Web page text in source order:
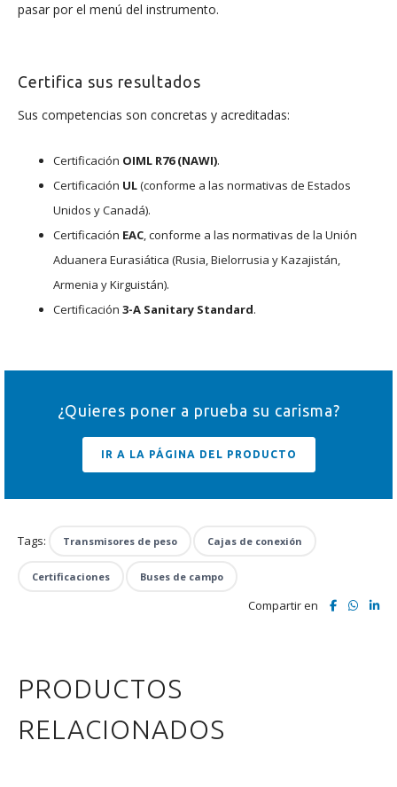
pasar por el menú del instrumento.
Certifica sus resultados
Sus competencias son concretas y acreditadas:
Certificación OIML R76 (NAWI).
Certificación UL(conforme a las normativas de Estados
Unidos y Canadá).
Certificación EAC, conforme a las normativas de la Unión
Aduanera Eurasiática (Rusia, Bielorrusia y Kazajistán,
Armenia y Kirguistán).
Certificación 3-A Sanitary Standard.
¿Quieres poner a prueba su carisma?
IR A LA PÁGINA DEL PRODUCTO
Tags: Transmisores de peso Cajas de conexión
Certificaciones Buses de campo
Compartir en
PRODUCTOS
RELACIONADOS